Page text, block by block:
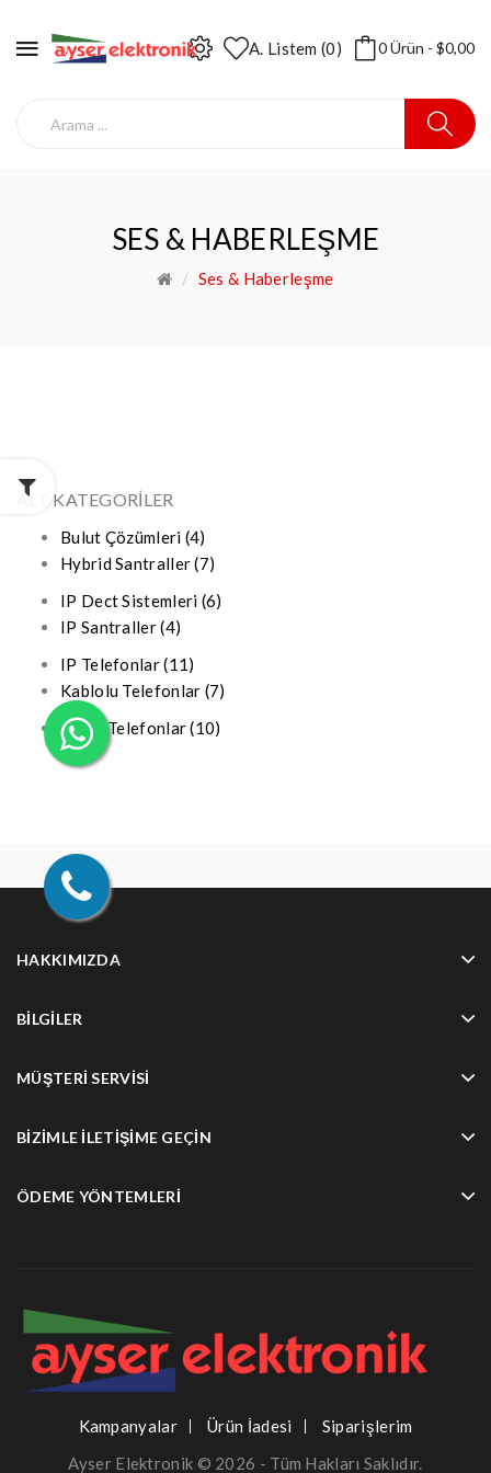
A. Listem (0) 0 Ürün - $0,00
SES & HABERLEŞME
Ses & Haberleşme
ALT KATEGORILER
Bulut Çözümleri (4)
Hybrid Santraller (7)
IP Dect Sistemleri (6)
IP Santraller (4)
IP Telefonlar (11)
Kablolu Telefonlar (7)
Telsiz Telefonlar (10)
HAKKIMIZDA
BILGILER
MÜŞTERI SERVISI
BIZIMLE İLETIŞIME GEÇIN
ÖDEME YÖNTEMLERI
Kampanyalar Ürün İadesi
Siparişlerim
Ayser Elektronik © 2026 - Tüm Hakları Saklıdır.